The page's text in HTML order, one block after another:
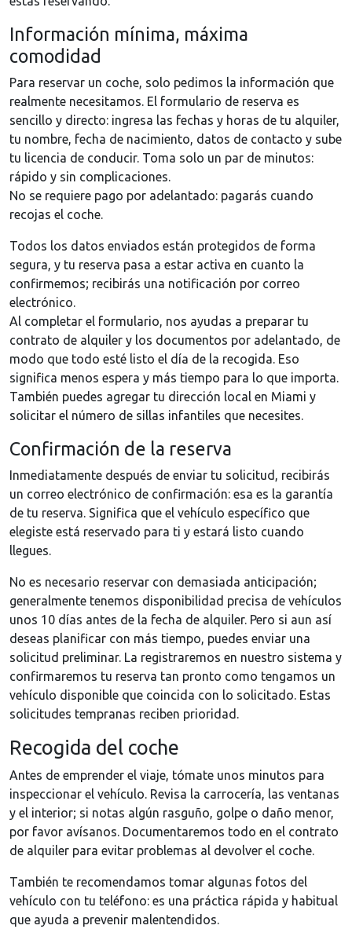
Información mínima, máxima
comodidad
Para reservar un coche, solo pedimos la información que
realmente necesitamos. El formulario de reserva es
sencillo y directo: ingresa las fechas y horas de tu alquiler,
tu nombre, fecha de nacimiento, datos de contacto y sube
tu licencia de conducir. Toma solo un par de minutos:
rápido y sin complicaciones.
No se requiere pago por adelantado: pagarás cuando
recojas el coche.
Todos los datos enviados están protegidos de forma
segura, y tu reserva pasa a estar activa en cuanto la
confirmemos; recibirás una notificación por correo
electrónico.
Al completar el formulario, nos ayudas a preparar tu
contrato de alquiler y los documentos por adelantado, de
modo que todo esté listo el día de la recogida. Eso
significa menos espera y más tiempo para lo que importa.
También puedes agregar tu dirección local en Miami y
solicitar el número de sillas infantiles que necesites.
Confirmación de la reserva
Inmediatamente después de enviar tu solicitud, recibirás
un correo electrónico de confirmación: esa es la garantía
de tu reserva. Significa que el vehículo específico que
elegiste está reservado para ti y estará listo cuando
llegues.
No es necesario reservar con demasiada anticipación;
generalmente tenemos disponibilidad precisa de vehículos
unos 10 días antes de la fecha de alquiler. Pero si aun así
deseas planificar con más tiempo, puedes enviar una
solicitud preliminar. La registraremos en nuestro sistema y
confirmaremos tu reserva tan pronto como tengamos un
vehículo disponible que coincida con lo solicitado. Estas
solicitudes tempranas reciben prioridad.
Recogida del coche
Antes de emprender el viaje, tómate unos minutos para
inspeccionar el vehículo. Revisa la carrocería, las ventanas
y el interior; si notas algún rasguño, golpe o daño menor,
por favor avísanos. Documentaremos todo en el contrato
de alquiler para evitar problemas al devolver el coche.
También te recomendamos tomar algunas fotos del
vehículo con tu teléfono: es una práctica rápida y habitual
que ayuda a prevenir malentendidos.